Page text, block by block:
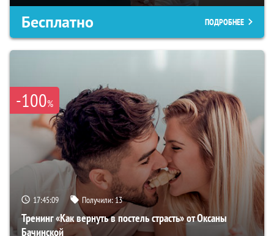
Бесплатно ПОДРОБНЕЕ
-100%
17:45:08 Получили:13
Тренинг «Как вернуть в постель страсть» от Оксаны
Бачинской